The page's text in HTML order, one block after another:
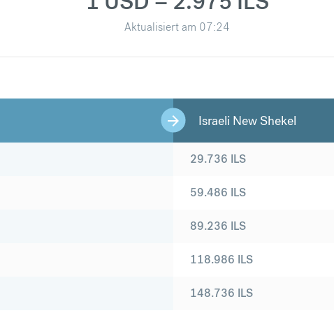
Aktualisiert am 07:24
Israeli New Shekel
29.736 ILS
59.486 ILS
89.236 ILS
118.986 ILS
148.736 ILS